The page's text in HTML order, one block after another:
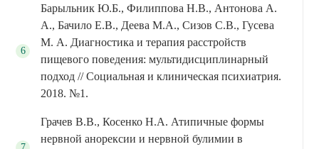
Барыльник Ю.Б., Филиппова Н.В., Антонова А.
А., Бачило Е.В., Деева М.А., Сизов С.В., Гусева
М. А. Диагностика и терапия расстройств
пищевого поведения: мультидисциплинарный
подход // Социальная и клиническая психиатрия.
2018. №1.
Грачев В.В., Косенко Н.А. Атипичные формы
нервной анорексии и нервной булимии в